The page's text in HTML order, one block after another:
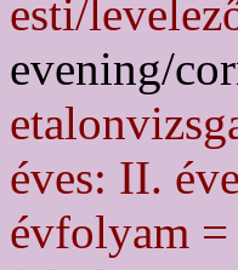
esti/
evening/
éves: II.
évfolyam =